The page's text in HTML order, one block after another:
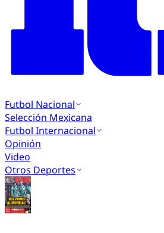
Futbol Nacional
Selección Mexicana
Futbol Internacional
Opinión
Video
Otros Deportes